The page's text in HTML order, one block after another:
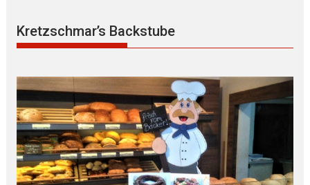
Kretzschmar’s Backstube